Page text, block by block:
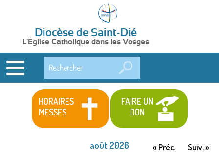
Diocèse de Saint-Dié
L'Église Catholique dans les Vosges
HORAIRES
MESSES
FAIRE UN
DON
août 2026 « Préc. Suiv. »